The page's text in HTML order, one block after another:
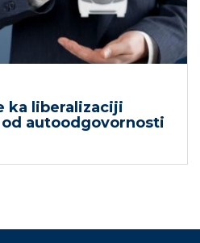
ka liberalizaciji
autoodgovornosti